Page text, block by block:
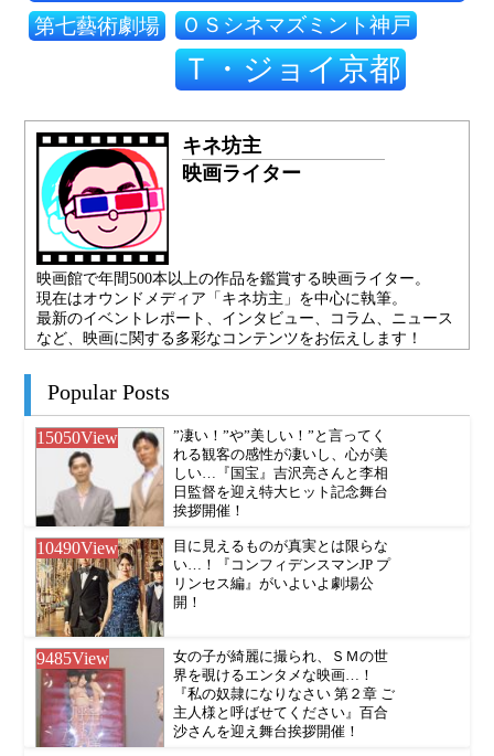
第七藝術劇場 ＯＳシネマズミント神戸
Ｔ・ジョイ京都
キネ坊主
映画ライター
映画館で年間500本以上の作品を鑑賞する映画ライター。
現在はオウンドメディア「キネ坊主」を中心に執筆。
最新のイベントレポート、インタビュー、コラム、ニュース
など、映画に関する多彩なコンテンツをお伝えします！
Popular Posts
15050View
”凄い！”や”美しい！”と言ってく
れる観客の感性が凄いし、心が美
しい…『国宝』吉沢亮さんと李相
日監督を迎え特大ヒット記念舞台
挨拶開催！
10490View
目に見えるものが真実とは限らな
い…！『コンフィデンスマンJP プ
リンセス編』がいよいよ劇場公
開！
9485View
女の子が綺麗に撮られ、ＳＭの世
界を覗けるエンタメな映画…！
『私の奴隷になりなさい 第２章 ご
主人様と呼ばせてください』百合
沙さんを迎え舞台挨拶開催！